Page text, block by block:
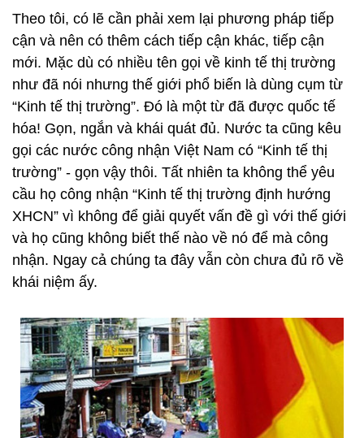
Theo tôi, có lẽ cần phải xem lại phương pháp tiếp
cận và nên có thêm cách tiếp cận khác, tiếp cận
mới. Mặc dù có nhiều tên gọi về kinh tế thị trường
như đã nói nhưng thế giới phổ biến là dùng cụm từ
“Kinh tế thị trường”. Đó là một từ đã được quốc tế
hóa! Gọn, ngắn và khái quát đủ. Nước ta cũng kêu
gọi các nước công nhận Việt Nam có “Kinh tế thị
trường” - gọn vậy thôi. Tất nhiên ta không thể yêu
cầu họ công nhận “Kinh tế thị trường định hướng
XHCN” vì không để giải quyết vấn đề gì với thế giới
và họ cũng không biết thế nào về nó để mà công
nhận. Ngay cả chúng ta đây vẫn còn chưa đủ rõ về
khái niệm ấy.